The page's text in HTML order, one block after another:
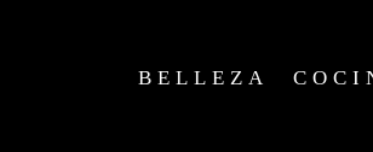
BELLEZA